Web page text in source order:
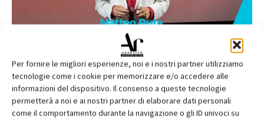
Per fornire le migliori esperienze, noi e i nostri partner utilizziamo
tecnologie come i cookie per memorizzare e/o accedere alle
informazioni del dispositivo. Il consenso a queste tecnologie
permetterà a noi e ai nostri partner di elaborare dati personali
come il comportamento durante la navigazione o gli ID univoci su